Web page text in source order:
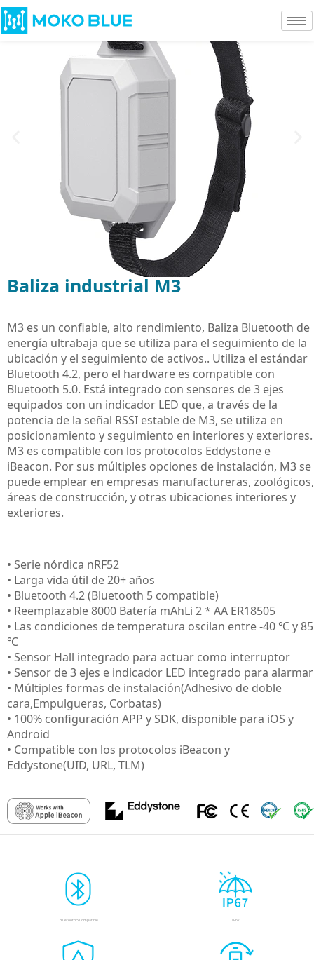
Baliza industrial M3
M3 es un confiable, alto rendimiento, Baliza Bluetooth de
energía ultrabaja que se utiliza para el seguimiento de la
ubicación y el seguimiento de activos.. Utiliza el estándar
Bluetooth 4.2, pero el hardware es compatible con
Bluetooth 5.0. Está integrado con sensores de 3 ejes
equipados con un indicador LED que, a través de la
potencia de la señal RSSI estable de M3, se utiliza en
posicionamiento y seguimiento en interiores y exteriores.
M3 es compatible con los protocolos Eddystone e
iBeacon. Por sus múltiples opciones de instalación, M3 se
puede emplear en empresas manufactureras, zoológicos,
áreas de construcción, y otras ubicaciones interiores y
exteriores.
• Serie nórdica nRF52
• Larga vida útil de 20+ años
• Bluetooth 4.2 (Bluetooth 5 compatible)
• Reemplazable 8000 Batería mAhLi 2 * AA ER18505
• Las condiciones de temperatura oscilan entre -40 ℃ y 85
℃
• Sensor Hall integrado para actuar como interruptor
• Sensor de 3 ejes e indicador LED integrado para alarmar
• Múltiples formas de instalación(Adhesivo de doble
cara,Empulgueras, Corbatas)
• 100% configuración APP y SDK, disponible para iOS y
Android
• Compatible con los protocolos iBeacon y
Eddystone(UID, URL, TLM)
Bluetooth 5 Compatible IP67